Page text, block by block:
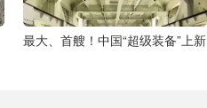
最大、首艘！中国“超级装备”上新